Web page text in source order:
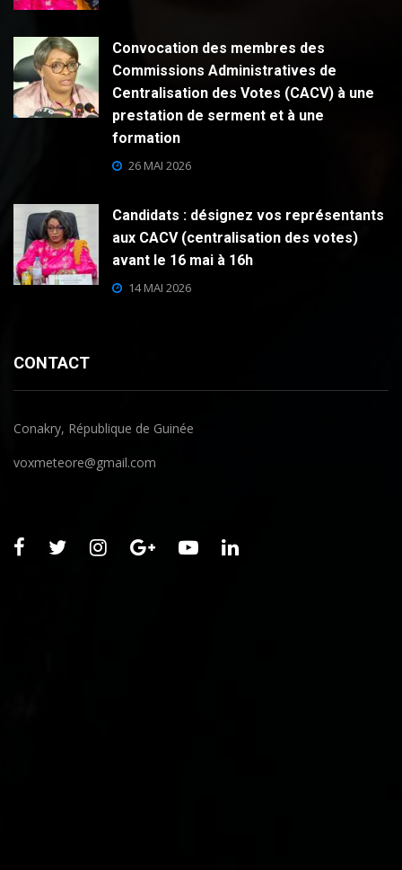
Convocation des membres des
Commissions Administratives de
Centralisation des Votes (CACV) à une
prestation de serment et à une
formation
26 MAI 2026
Candidats : désignez vos représentants
aux CACV (centralisation des votes)
avant le 16 mai à 16h
14 MAI 2026
CONTACT
Conakry, République de Guinée
voxmeteore@gmail.com